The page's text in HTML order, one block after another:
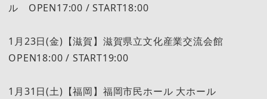
ル OPEN17:00 / START18:00
1月23日(金)【滋賀】滋賀県立文化産業交流会館
OPEN18:00 / START19:00
1月31日(土)【福岡】福岡市民ホール 大ホール